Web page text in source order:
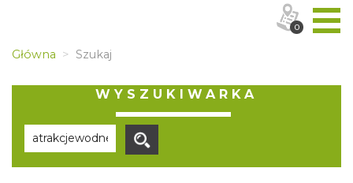
Główna Szukaj
WYSZUKIWARKA
0